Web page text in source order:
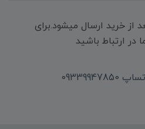
بعد از خرید ارسال میشود.برای
در ارتباط باشید